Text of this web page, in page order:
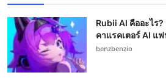
Rubii AI คืออะไร
คาแรคเตอร์ AI แ
benzbenzio